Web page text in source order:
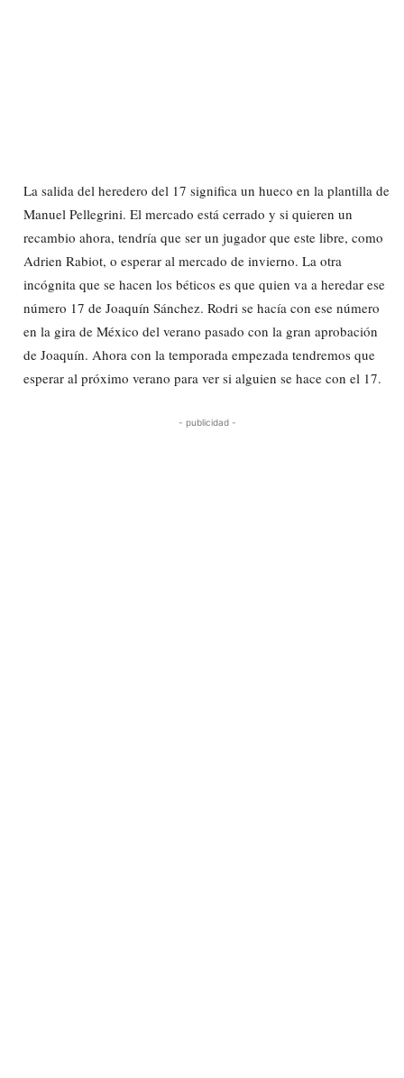
La salida del heredero del 17 significa un hueco en la plantilla de
Manuel Pellegrini. El mercado está cerrado y si quieren un
recambio ahora, tendría que ser un jugador que este libre, como
Adrien Rabiot, o esperar al mercado de invierno. La otra
incógnita que se hacen los béticos es que quien va a heredar ese
número 17 de Joaquín Sánchez. Rodri se hacía con ese número
en la gira de México del verano pasado con la gran aprobación
de Joaquín. Ahora con la temporada empezada tendremos que
esperar al próximo verano para ver si alguien se hace con el 17.
- publicidad -